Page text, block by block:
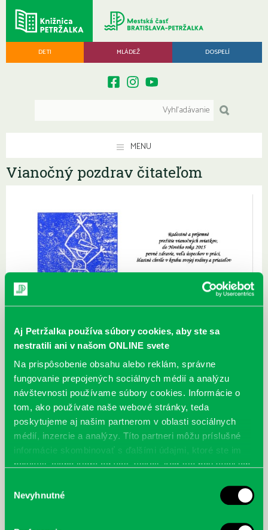
Aj Petržalka používa súbory cookies, aby ste sa
nestratili ani v našom ONLINE svete
Na prispôsobenie obsahu alebo reklám, správne
fungovanie prepojených sociálnych médií a analýzu
návštevnosti používame súbory cookies. Informácie o
tom, ako používate naše webové stránky, teda
poskytujeme aj našim partnerom v oblasti sociálnych
médií, inzercie a analýzy. Títo partneri môžu príslušné
informácie skombinovať s ďalšími údajmi, ktoré ste im
poskytli, alebo ktoré od vás získali, keď ste používali ich
súhlasu
Nevyhnutné
DETI MLÁDEŽ DOSPELÍ
MENU
Vianočný pozdrav čitateľom
Zverejnené 17.12.2014,
Najnovšie
„Ochlaď sa!“ v petržalskej knižnici na
Vavilovovej 26
Letné horúčavy dajú zabrať každému z nás.
petržalská knižnica stala súčasťou pilotného